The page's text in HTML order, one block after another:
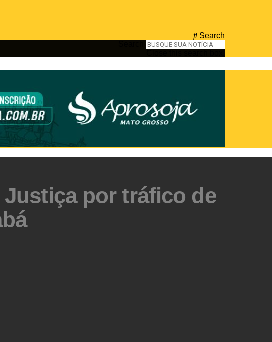
Search
por tráfico de